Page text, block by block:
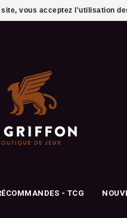
- TCG
vous acceptez l'utilisation